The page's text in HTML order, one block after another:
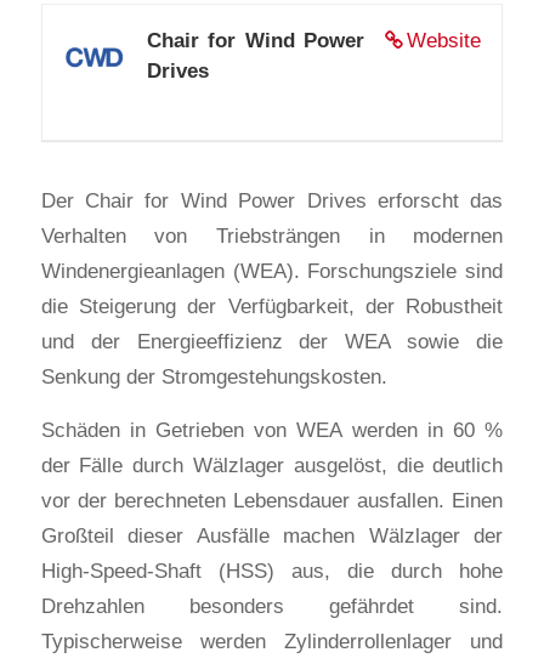
Website
Chair for Wind Power
Drives
Der Chair for Wind Power Drives erforscht das
Verhalten von Triebsträngen in modernen
Windenergieanlagen (WEA). Forschungsziele sind
die Steigerung der Verfügbarkeit, der Robustheit
und der Energieeffizienz der WEA sowie die
Senkung der Stromgestehungskosten.
Schäden in Getrieben von WEA werden in 60 %
der Fälle durch Wälzlager ausgelöst, die deutlich
vor der berechneten Lebensdauer ausfallen. Einen
Großteil dieser Ausfälle machen Wälzlager der
High-Speed-Shaft (HSS) aus, die durch hohe
Drehzahlen besonders gefährdet sind.
Typischerweise werden Zylinderrollenlager und